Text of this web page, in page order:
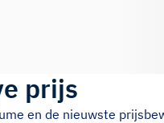
prijs
en de nieuwste